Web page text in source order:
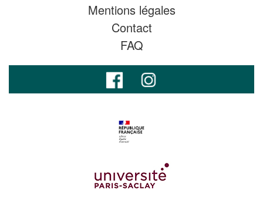
Mentions légales
Contact
FAQ